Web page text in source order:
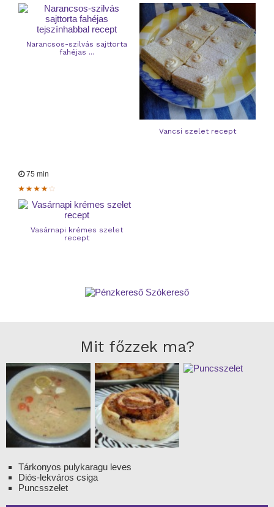
Narancsos-szilvás sajttorta
fahéjas ...
Vancsi szelet recept
75 min
Vasárnapi krémes szelet
recept
Mit főzzek ma?
Tárkonyos pulykaragu leves
Diós-lekváros csiga
Puncsszelet